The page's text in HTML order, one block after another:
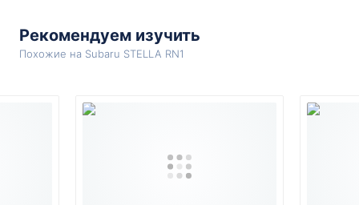
Рекомендуем изучить
Похожие на Subaru STELLA RN1